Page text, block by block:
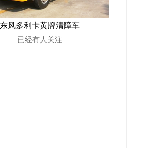
东风多利卡黄牌清障车
已经有人关注